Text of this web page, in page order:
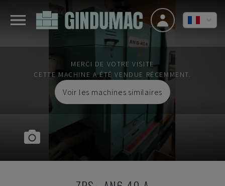
MERCI DE VOTRE VISITE
CETTE MACHINE A ÉTÉ VENDUE RÉCEMMENT.
Voir les machines similaires